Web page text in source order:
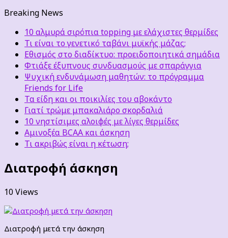
Breaking News
10 αλμυρά σιρόπια topping με ελάχιστες θερμίδες
Τι είναι το γενετικό ταβάνι μυϊκής μάζας;
Εθισμός στο διαδίκτυο: προειδοποιητικά σημάδια
Φτιάξε έξυπνους συνδυασμούς με σπαράγγια
Ψυχική ενδυνάμωση μαθητών: το πρόγραμμα
Friends for Life
Τα είδη και οι ποικιλίες του αβοκάντο
Γιατί τρώμε μπακαλιάρο σκορδαλιά
10 νηστίσιμες αλοιφές με λίγες θερμίδες
Αμινοξέα BCAA και άσκηση
Τι ακριβώς είναι η κέτωση;
Διατροφή άσκηση
10 Views
Διατροφή μετά την άσκηση